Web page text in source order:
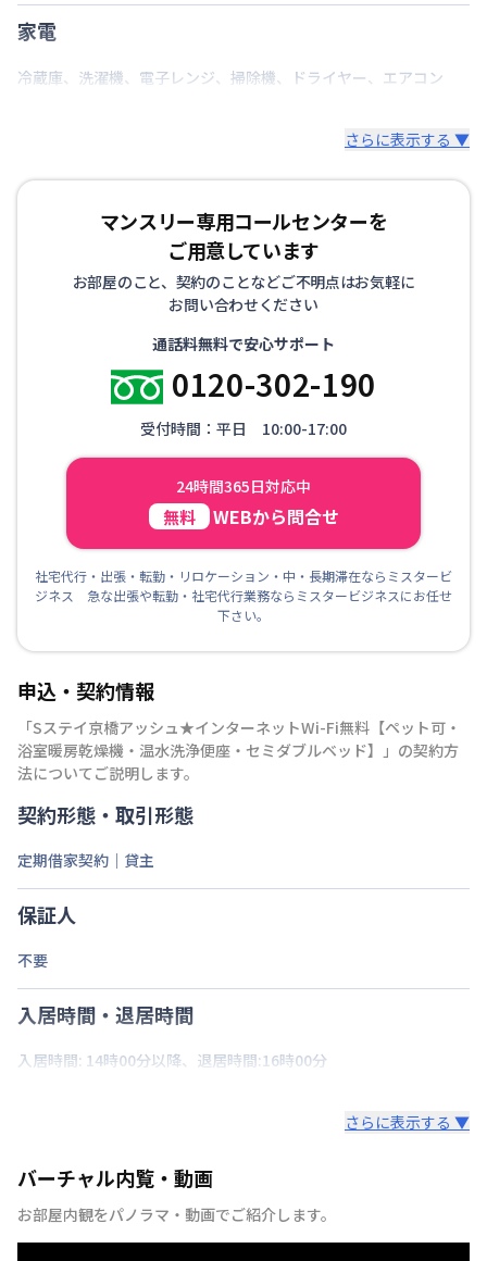
家電
冷蔵庫、 洗濯機、 電子レンジ、 掃除機、 ドライヤー、 エアコン
さらに表示する ▼
マンスリー専用コールセンターを
ご用意しています
お部屋のこと、契約のことなどご不明点はお気軽に
お問い合わせください
通話料無料で安心サポート
0120-302-190
受付時間：平日 10:00-17:00
24時間365日対応中
無料 WEBから問合せ
社宅代行・出張・転勤・リロケーション・中・長期滞在ならミスタービ
ジネス 急な出張や転勤・社宅代行業務ならミスタービジネスにお任せ
下さい。
申込・契約情報
「Sステイ京橋アッシュ★インターネットWi-Fi無料【ペット可・
浴室暖房乾燥機・温水洗浄便座・セミダブルベッド】
」の契約方
法についてご説明します。
契約形態・取引形態
定期借家契約｜貸主
保証人
不要
入居時間・退居時間
入居時間: 14時00分以降、退居時間:16時00分
さらに表示する ▼
バーチャル内覧・動画
お部屋内観をパノラマ・動画でご紹介します。